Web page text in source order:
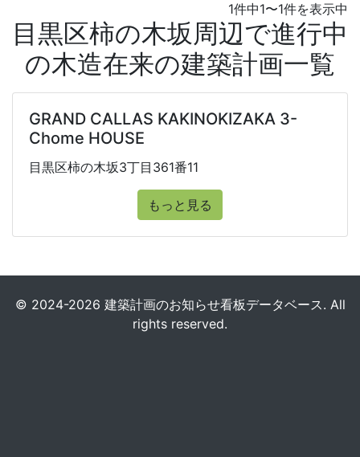
1件中1〜1件を表示中
目黒区柿の木坂周辺で進行中
の木造在来の建築計画一覧
GRAND CALLAS KAKINOKIZAKA 3-
Chome HOUSE
目黒区柿の木坂3丁目361番11
もっと見る
© 2024-2026 建築計画のお知らせ看板データベース. All
rights reserved.